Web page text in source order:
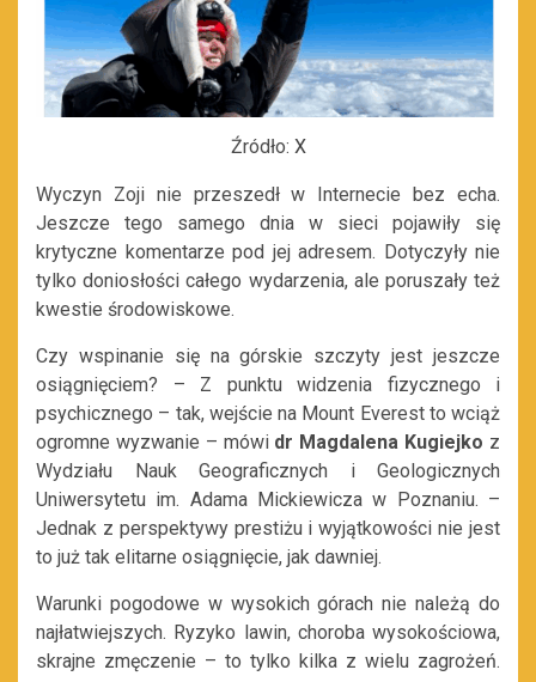
Źródło: X
Wyczyn Zoji nie przeszedł w Internecie bez echa.
Jeszcze tego samego dnia w sieci pojawiły się
krytyczne komentarze pod jej adresem. Dotyczyły nie
tylko doniosłości całego wydarzenia, ale poruszały też
kwestie środowiskowe.
Czy wspinanie się na górskie szczyty jest jeszcze
osiągnięciem? – Z punktu widzenia fizycznego i
psychicznego – tak, wejście na Mount Everest to wciąż
ogromne wyzwanie – mówi dr Magdalena Kugiejko z
Wydziału Nauk Geograficznych i Geologicznych
Uniwersytetu im. Adama Mickiewicza w Poznaniu. –
Jednak z perspektywy prestiżu i wyjątkowości nie jest
to już tak elitarne osiągnięcie, jak dawniej.
Warunki pogodowe w wysokich górach nie należą do
najłatwiejszych. Ryzyko lawin, choroba wysokościowa,
skrajne zmęczenie – to tylko kilka z wielu zagrożeń.